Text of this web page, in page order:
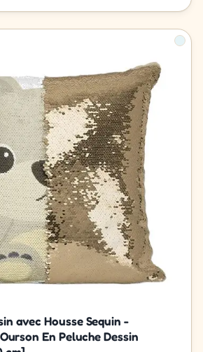
avec Housse Sequin -
En Peluche Dessin